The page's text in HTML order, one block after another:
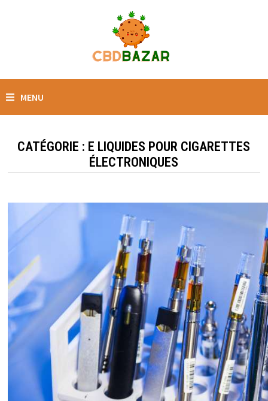
MENU
CATÉGORIE : E LIQUIDES POUR CIGARETTES
ÉLECTRONIQUES